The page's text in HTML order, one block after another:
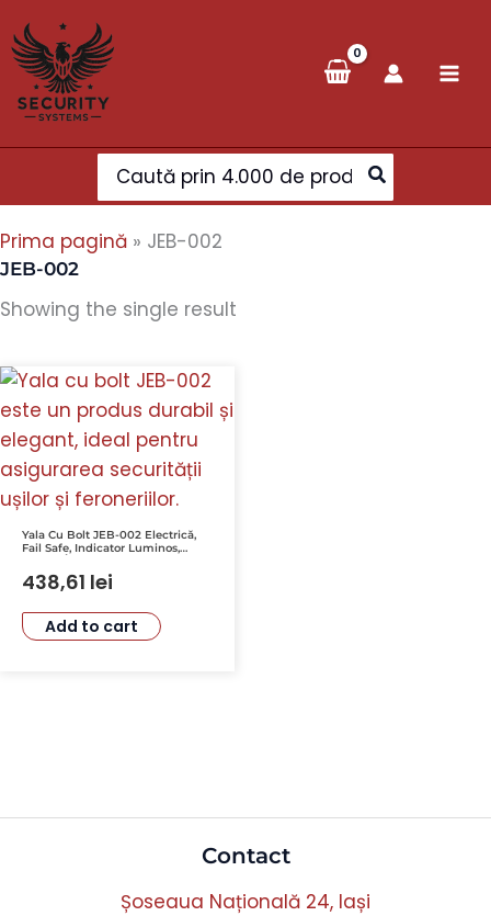
to
content
Search
for:
Prima pagină » JEB-002
JEB-002
Showing the single result
Yala Cu Bolt JEB-002 Electrică,
Fail Safe, Indicator Luminos,
x 4.1cm, Alimentare 12VDC
438,61 lei
Add to cart
Contact
Șoseaua Națională 24, Iași